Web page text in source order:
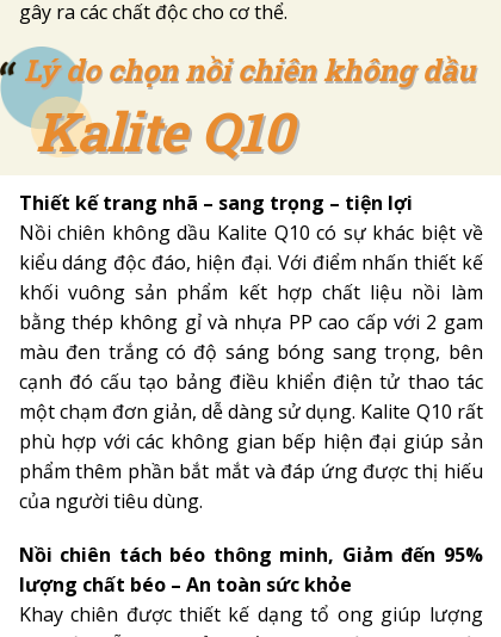
gây ra các chất độc cho cơ thể.
Kalite Q10
Kalite Q10
Lý do chọn nồi chiên không dầu
Lý do chọn nồi chiên không dầu
Thiết kế trang nhã – sang trọng – tiện lợi
Nồi chiên không dầu Kalite Q10 có sự khác biệt về
kiểu dáng độc đáo, hiện đại. Với điểm nhấn thiết kế
khối vuông sản phẩm kết hợp chất liệu nồi làm
bằng thép không gỉ và nhựa PP cao cấp với 2 gam
màu đen trắng có độ sáng bóng sang trọng, bên
cạnh đó cấu tạo bảng điều khiển điện tử thao tác
một chạm đơn giản, dễ dàng sử dụng. Kalite Q10 rất
phù hợp với các không gian bếp hiện đại giúp sản
phẩm thêm phần bắt mắt và đáp ứng được thị hiếu
của người tiêu dùng.
Nồi chiên tách béo thông minh, Giảm đến 95%
lượng chất béo – An toàn sức khỏe
Khay chiên được thiết kế dạng tổ ong giúp lượng